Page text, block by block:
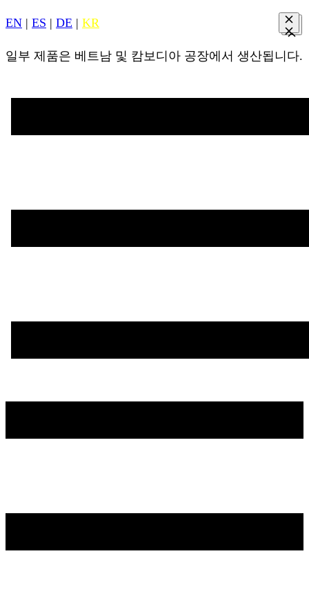
EN | ES | DE | KR
일부 제품은 베트남 및 캄보디아 공장에서 생산됩니다.